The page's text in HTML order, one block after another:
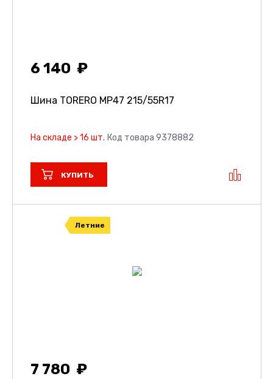
6 140
Шина TORERO MP47 215/55R17
На складе > 16 шт. Код товара 9378882
КУПИТЬ
Летние
7 780